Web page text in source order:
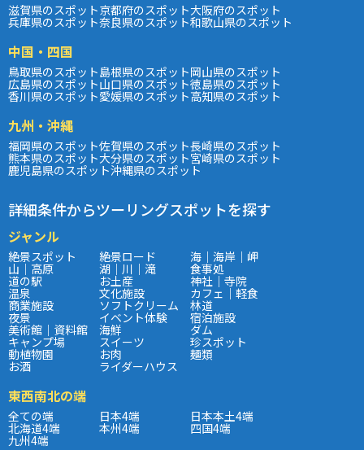
滋賀県のスポット京都府のスポット大阪府のスポット
兵庫県のスポット奈良県のスポット和歌山県のスポット
中国・四国
鳥取県のスポット島根県のスポット岡山県のスポット
広島県のスポット山口県のスポット徳島県のスポット
香川県のスポット愛媛県のスポット高知県のスポット
九州・沖縄
福岡県のスポット佐賀県のスポット長崎県のスポット
熊本県のスポット大分県のスポット宮崎県のスポット
鹿児島県のスポット沖縄県のスポット
詳細条件からツーリングスポットを探す
ジャンル
絶景スポット 絶景ロード 海｜海岸｜岬
山｜高原 湖｜川｜滝 食事処
道の駅 お土産 神社｜寺院
温泉 文化施設 カフェ｜軽食
商業施設 ソフトクリーム 林道
夜景 イベント体験 宿泊施設
美術館｜資料館 海鮮 ダム
キャンプ場 スイーツ 珍スポット
動植物園 お肉 麺類
お酒 ライダーハウス
東西南北の端
全ての端 日本4端 日本本土4端
北海道4端 本州4端 四国4端
九州4端